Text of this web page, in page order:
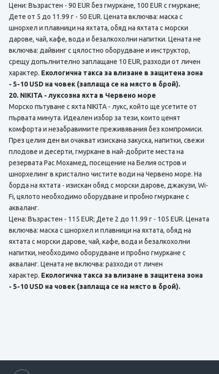
Цени: Възрастен - 90 EUR без гмуркане, 100 EUR с гмуркане;
Дете от 5 до 11.99 г - 50 EUR. Цената включва: маска с
шнорхел и плавници на яхтата, обяд на яхтата с морски
дарове, чай, кафе, вода и безалкохолни напитки. Цената не
включва: дайвинг с цялостно оборудване и инструктор,
срещу допълнително заплащане 10 EUR, разходи от личен
характер. Екологична такса за влизане в защитена зона
- 5-10 USD на човек (заплаща се на място в брой).
20. NIKITA - луксозна яхта в Червено море
Морско пътуване с яхта NIKITA - лукс, който ще усетите от
първата минута. Идеален избор за тези, които ценят
комфорта и незабравимите преживявания без компромиси.
През целия ден ви очакват изискана закуска, напитки, свежи
плодове и десерти, гмуркане в най-добрите места на
резервата Рас Мохамед, посещение на Белия остров и
шнорхелинг в кристално чистите води на Червено море. На
борда на яхтата - изискан обяд с морски дарове, джакузи, Wi-
Fi, цялото необходимо оборудване и пробно гмуркане с
акваланг.
Цена: Възрастен - 115 EUR; Дете 2 до 11.99 г - 105 EUR. Цената
включва: маска с шнорхел и плавници на яхтата, обяд на
яхтата с морски дарове, чай, кафе, вода и безалкохолни
напитки, необходимо оборудване и пробно гмуркане с
акваланг. Цената не включва: разходи от личен
характер. Екологична такса за влизане в защитена зона
- 5-10 USD на човек (заплаща се на място в брой).